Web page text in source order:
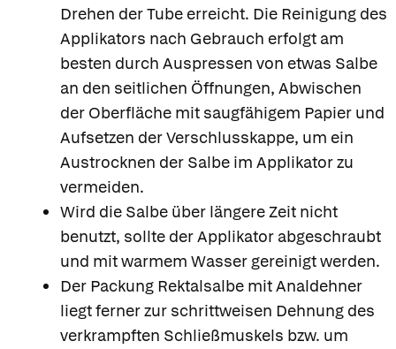
Drehen der Tube erreicht. Die Reinigung des
Applikators nach Gebrauch erfolgt am
besten durch Auspressen von etwas Salbe
an den seitlichen Öffnungen, Abwischen
der Oberfläche mit saugfähigem Papier und
Aufsetzen der Verschlusskappe, um ein
Austrocknen der Salbe im Applikator zu
vermeiden.
Wird die Salbe über längere Zeit nicht
benutzt, sollte der Applikator abgeschraubt
und mit warmem Wasser gereinigt werden.
Der Packung Rektalsalbe mit Analdehner
liegt ferner zur schrittweisen Dehnung des
verkrampften Schließmuskels bzw. um